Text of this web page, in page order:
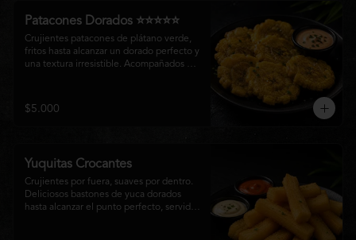
Patacones Dorados ⭐⭐⭐⭐⭐
Crujientes patacones de plátano verde,
fritos hasta alcanzar un dorado perfecto y
una textura irresistible. Acompañados de
disfrutar como entrada con el auténtico
sabor de la cocina nikkei.
$5.000
Yuquitas Crocantes
Crujientes por fuera, suaves por dentro.
Deliciosos bastones de yuca dorados
hasta alcanzar el punto perfecto, servidos